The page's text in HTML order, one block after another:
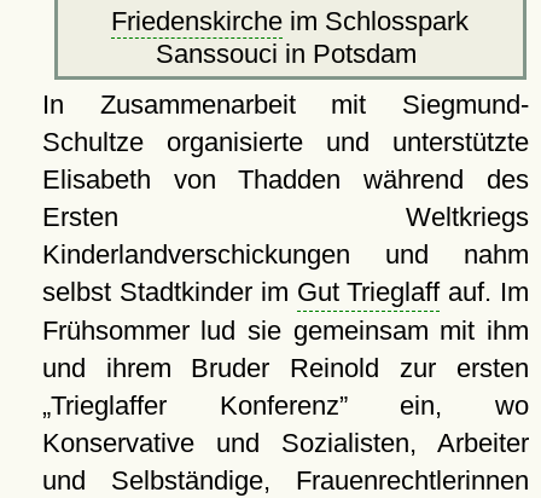
Friedenskirche im Schlosspark
Sanssouci in Potsdam
In Zusammenarbeit mit Siegmund-
Schultze organisierte und unterstützte
Elisabeth von Thadden während des
Ersten Weltkriegs
Kinderlandverschickungen und nahm
selbst Stadtkinder im Gut Trieglaffauf. Im
Frühsommer lud sie gemeinsam mit ihm
und ihrem Bruder Reinold zur ersten
Trieglaffer Konferenz ein, wo
Konservative und Sozialisten, Arbeiter
und Selbständige, Frauenrechtlerinnen